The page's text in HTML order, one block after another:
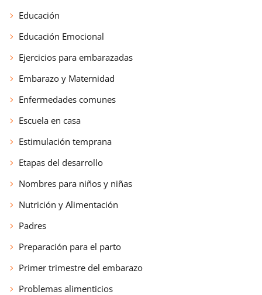
Educación
Educación Emocional
Ejercicios para embarazadas
Embarazo y Maternidad
Enfermedades comunes
Escuela en casa
Estimulación temprana
Etapas del desarrollo
Nombres para niños y niñas
Nutrición y Alimentación
Padres
Preparación para el parto
Primer trimestre del embarazo
Problemas alimenticios